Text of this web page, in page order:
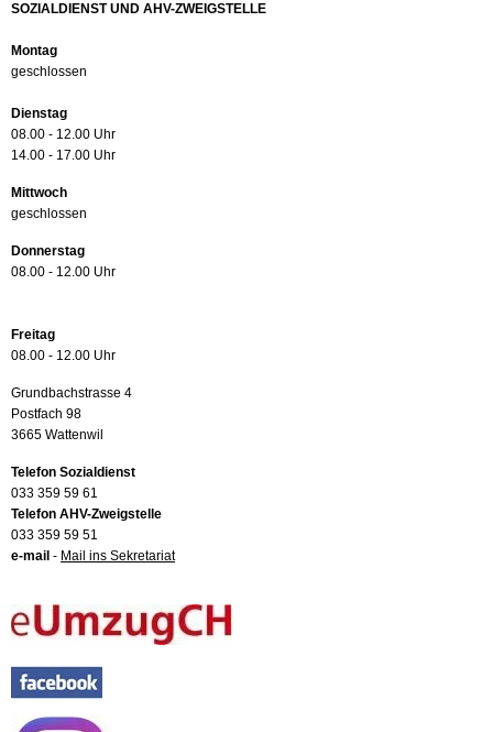
SOZIALDIENST UND AHV-ZWEIGSTELLE
Montag
geschlossen
Dienstag
08.00 - 12.00 Uhr
14.00 - 17.00 Uhr
Mittwoch
geschlossen
Donnerstag
08.00 - 12.00 Uhr
Freitag
08.00 - 12.00 Uhr
Grundbachstrasse 4
Postfach 98
3665 Wattenwil
Telefon Sozialdienst
033 359 59 61
Telefon AHV-Zweigstelle
033 359 59 51
e-mail - Mail ins Sekretariat